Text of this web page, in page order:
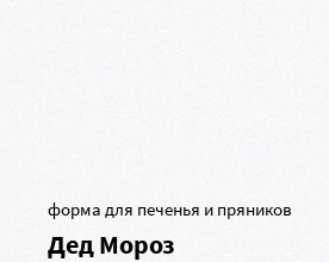
форма для печенья и пряников
Дед Мороз